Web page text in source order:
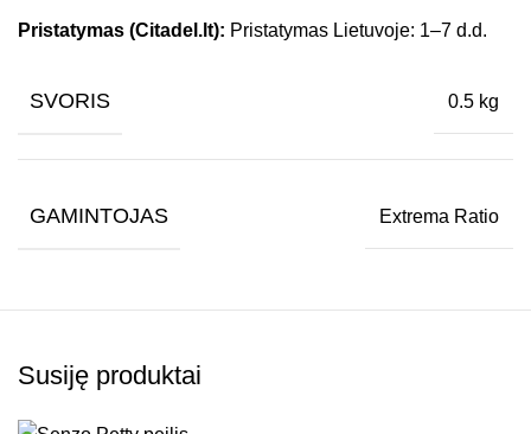
Pristatymas (Citadel.lt): Pristatymas Lietuvoje: 1–7 d.d.
SVORIS 0.5 kg
GAMINTOJAS Extrema Ratio
Susiję produktai